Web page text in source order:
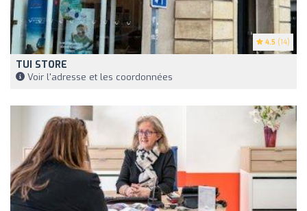
4.5 (14)
TUI STORE
Voir l'adresse et les coordonnées